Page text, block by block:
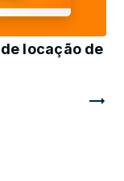
locação de